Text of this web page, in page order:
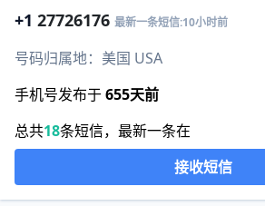
+1 27726176 最新一条短信:10小时前
号码归属地：美国 USA
手机号发布于655天前
总共18条短信，最新一条在
接收短信